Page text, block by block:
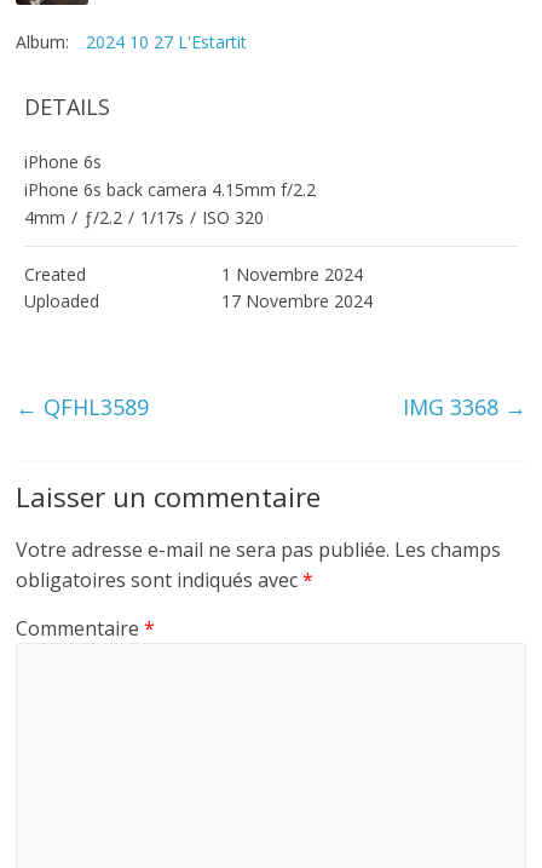
Album: 2024 10 27 L'Estartit
DETAILS
iPhone 6s
iPhone 6s back camera 4.15mm f/2.2
4mm / ƒ/2.2 / 1/17s / ISO 320
Created
1 Novembre 2024
Uploaded
17 Novembre 2024
← QFHL3589 IMG 3368 →
Laisser un commentaire
Votre adresse e-mail ne sera pas publiée. Les champs
obligatoires sont indiqués avec*
Commentaire*